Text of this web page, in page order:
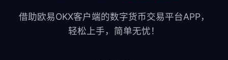
借助欧易OKX客户端的数字货币交易平台APP，
轻松上手，简单无忧！